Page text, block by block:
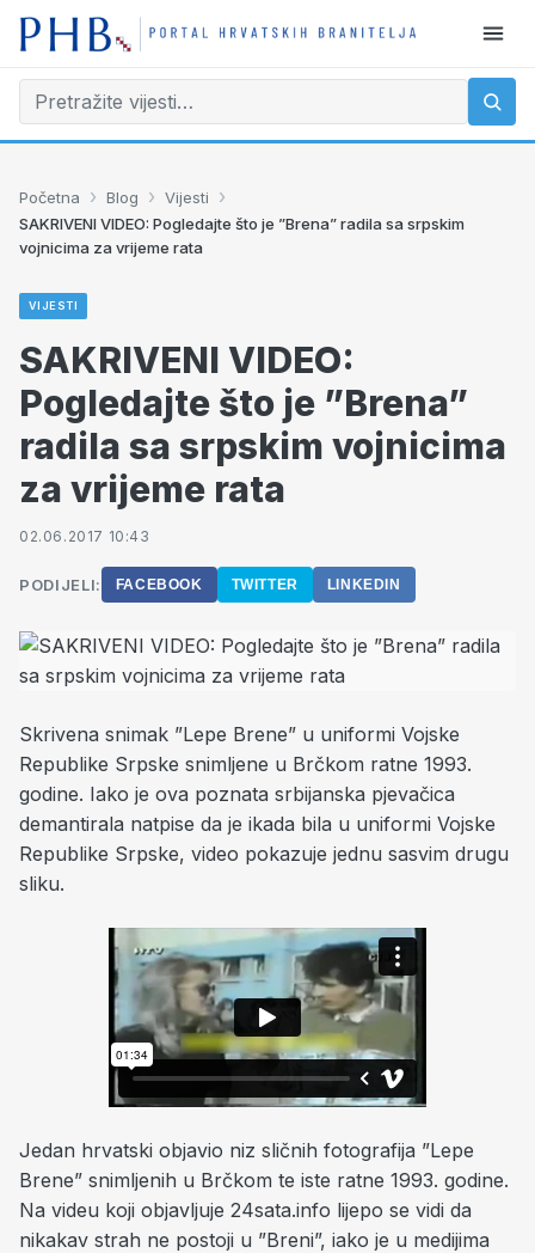
Početna › Blog › Vijesti ›
SAKRIVENI VIDEO: Pogledajte što je ”Brena” radila sa srpskim
vojnicima za vrijeme rata
VIJESTI
SAKRIVENI VIDEO:
Pogledajte što je ”Brena”
radila sa srpskim vojnicima
za vrijeme rata
02.06.2017 10:43
PODIJELI: FACEBOOK TWITTER LINKEDIN
Skrivena snimak ”Lepe Brene” u uniformi Vojske
Republike Srpske snimljene u Brčkom ratne 1993.
godine. Iako je ova poznata srbijanska pjevačica
demantirala natpise da je ikada bila u uniformi Vojske
Republike Srpske, video pokazuje jednu sasvim drugu
sliku.
Jedan hrvatski objavio niz sličnih fotografija ”Lepe
Brene” snimljenih u Brčkom te iste ratne 1993. godine.
Na videu koji objavljuje 24sata.info lijepo se vidi da
nikakav strah ne postoji u ”Breni”, iako je u medijima